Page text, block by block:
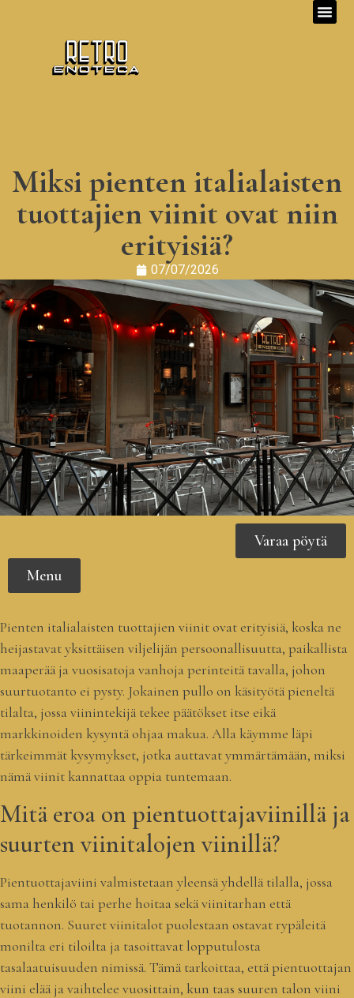
Miksi pienten italialaisten
tuottajien viinit ovat niin
erityisiä?
07/07/2026
Varaa pöytä
Menu
Pienten italialaisten tuottajien viinit ovat erityisiä, koska ne
heijastavat yksittäisen viljelijän persoonallisuutta, paikallista
maaperää ja vuosisatoja vanhoja perinteitä tavalla, johon
suurtuotanto ei pysty. Jokainen pullo on käsityötä pieneltä
tilalta, jossa viinintekijä tekee päätökset itse eikä
markkinoiden kysyntä ohjaa makua. Alla käymme läpi
tärkeimmät kysymykset, jotka auttavat ymmärtämään, miksi
nämä viinit kannattaa oppia tuntemaan.
Mitä eroa on pientuottajaviinillä ja
suurten viinitalojen viinillä?
Pientuottajaviini valmistetaan yleensä yhdellä tilalla, jossa
sama henkilö tai perhe hoitaa sekä viinitarhan että
tuotannon. Suuret viinitalot puolestaan ostavat rypäleitä
monilta eri tiloilta ja tasoittavat lopputulosta
tasalaatuisuuden nimissä. Tämä tarkoittaa, että pientuottajan
viini elää ja vaihtelee vuosittain, kun taas suuren talon viini